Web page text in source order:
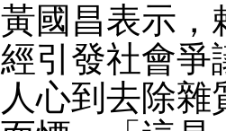
黃國昌表示，
經引發社會爭
人心到去除